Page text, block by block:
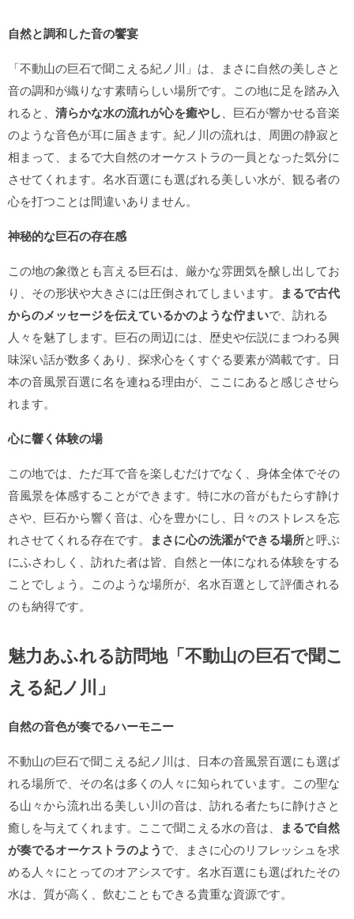
自然と調和した音の饗宴
「不動山の巨石で聞こえる紀ノ川」は、まさに自然の美しさと
音の調和が織りなす素晴らしい場所です。この地に足を踏み入
れると、 清らかな水の流れが心を癒やし 、巨石が響かせる音楽
のような音色が耳に届きます。紀ノ川の流れは、周囲の静寂と
相まって、まるで大自然のオーケストラの一員となった気分に
させてくれます。名水百選にも選ばれる美しい水が、観る者の
心を打つことは間違いありません。
神秘的な巨石の存在感
この地の象徴とも言える巨石は、厳かな雰囲気を醸し出してお
り、その形状や大きさには圧倒されてしまいます。
まるで古代
からのメッセージを伝えているかのような佇まいで、訪れる
人々を魅了します。巨石の周辺には、歴史や伝説にまつわる興
味深い話が数多くあり、探求心をくすぐる要素が満載です。日
本の音風景百選に名を連ねる理由が、ここにあると感じさせら
れます。
心に響く体験の場
この地では、ただ耳で音を楽しむだけでなく、身体全体でその
音風景を体感することができます。特に水の音がもたらす静け
さや、巨石から響く音は、心を豊かにし、日々のストレスを忘
れさせてくれる存在です。
まさに心の洗濯ができる場所と呼ぶ
にふさわしく、訪れた者は皆、自然と一体になれる体験をする
ことでしょう。このような場所が、名水百選として評価される
のも納得です。
魅力あふれる訪問地「不動山の巨石で聞こ
える紀ノ川」
自然の音色が奏でるハーモニー
不動山の巨石で聞こえる紀ノ川は、日本の音風景百選にも選ば
れる場所で、その名は多くの人々に知られています。この聖な
る山々から流れ出る美しい川の音は、訪れる者たちに静けさと
癒しを与えてくれます。ここで聞こえる水の音は、
まるで自然
が奏でるオーケストラのようで、まさに心のリフレッシュを求
める人々にとってのオアシスです。名水百選にも選ばれたその
水は、質が高く、飲むこともできる貴重な資源です。